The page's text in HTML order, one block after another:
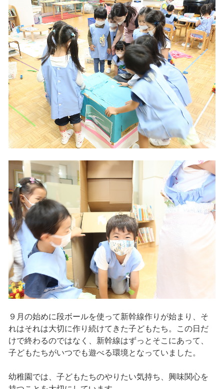
９月の始めに段ボールを使って新幹線作りが始まり、そ
れはそれは大切に作り続けてきた子どもたち。この日だ
けで終わるのではなく、新幹線はずっとそこにあって、
子どもたちがいつでも遊べる環境となっていました。
幼稚園では、子どもたちのやりたい気持ち、興味関心を